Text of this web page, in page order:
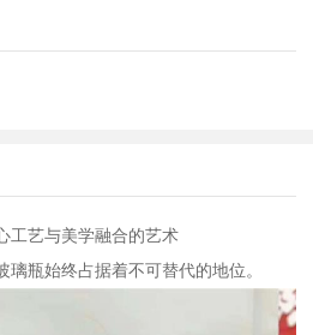
工艺与美学融合的艺术
瓶始终占据着不可替代的地位。